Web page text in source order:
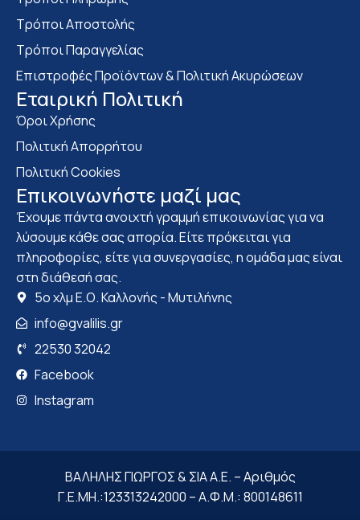
Τρόποι Αποστολής
Τρόποι Παραγγελίας
Επιστροφές Προϊόντων & Πολιτική Ακυρώσεων
Eταιρική Πολιτική
Όροι Χρήσης
Πολιτική Απορρήτου
Πολιτική Cookies
Επικοινωνήστε μαζί μας
Έχουμε πάντα ανοιχτή γραμμή επικοινωνίας για να
λύσουμε κάθε σας απορία. Είτε πρόκειται για
πληροφορίες, είτε για συνεργασίες, η ομάδα μας είναι
στη διάθεσή σας.
5ο χλμ Ε.Ο. Καλλονής - Μυτιλήνης
info@gvalilis.gr
22530 32042
Facebook
Instagram
ΒΑΛΗΛΗΣ ΓΙΩΡΓΟΣ & ΣΙΑ Α.Ε. – Αριθμός
Γ.Ε.ΜΗ.:123313242000 – Α.Φ.Μ.: 800148611